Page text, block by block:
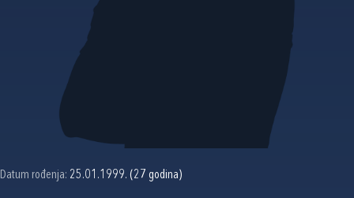
Datum rođenja: 25.01.1999. (27 godina)